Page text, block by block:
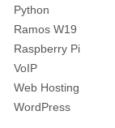
Python
Ramos W19
Raspberry Pi
VoIP
Web Hosting
WordPress